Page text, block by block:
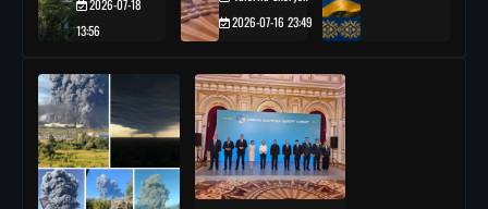
2026-07-18
13:56
2026-07-16 23:49